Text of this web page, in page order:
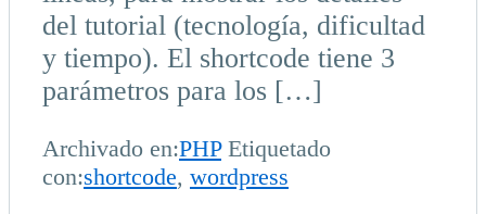
del tutorial (tecnología, dificultad
y tiempo). El shortcode tiene 3
parámetros para los […]
Archivado en:PHP Etiquetado
con:shortcode, wordpress